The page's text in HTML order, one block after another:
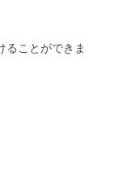
ることができま